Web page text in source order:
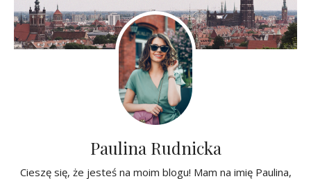
Paulina Rudnicka
Cieszę się, że jesteś na moim blogu! Mam na imię Paulina,